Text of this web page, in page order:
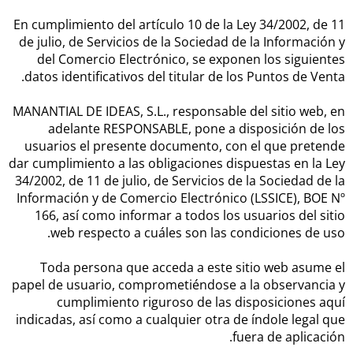
En cumplimiento del artículo 10 de la Ley 34/2002, de 11
de julio, de Servicios de la Sociedad de la Información y
del Comercio Electrónico, se exponen los siguientes
datos identificativos del titular de los Puntos de Venta.
MANANTIAL DE IDEAS, S.L., responsable del sitio web, en
adelante RESPONSABLE, pone a disposición de los
usuarios el presente documento, con el que pretende
dar cumplimiento a las obligaciones dispuestas en la Ley
34/2002, de 11 de julio, de Servicios de la Sociedad de la
Información y de Comercio Electrónico (LSSICE), BOE Nº
166, así como informar a todos los usuarios del sitio
web respecto a cuáles son las condiciones de uso.
Toda persona que acceda a este sitio web asume el
papel de usuario, comprometiéndose a la observancia y
cumplimiento riguroso de las disposiciones aquí
indicadas, así como a cualquier otra de índole legal que
fuera de aplicación.